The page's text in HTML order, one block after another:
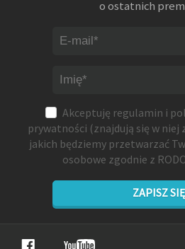
o ostatnich
Akceptuję regulamin i
prywatności (znajdują się w niej
jakich będziemy przetwarzać
osobowe zgodnie z
ZAPISZ SIĘ